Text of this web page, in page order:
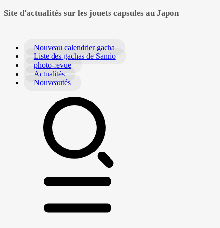
Site d'actualités sur les jouets capsules au Japon
Nouveau calendrier gacha
Liste des gachas de Sanrio
photo-revue
Actualités
Nouveautés